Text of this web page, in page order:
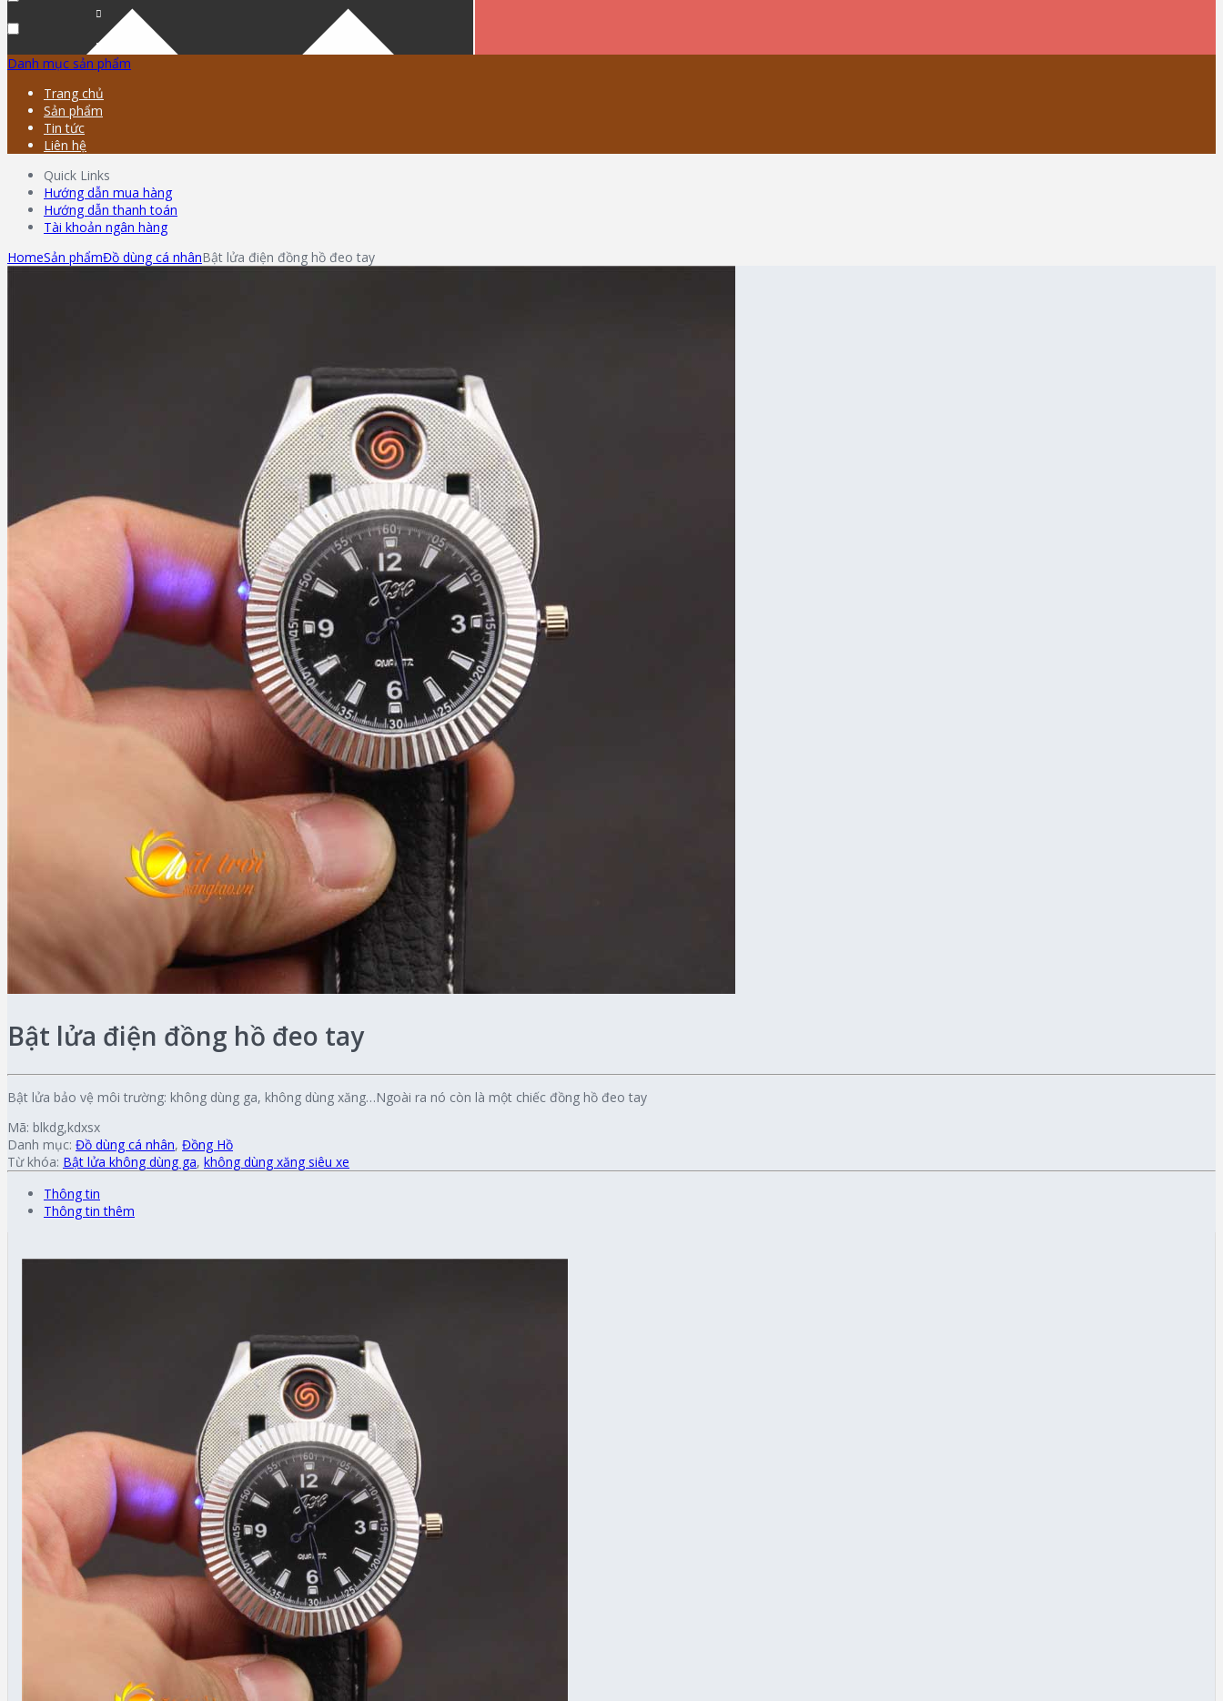
Danh mục sản phẩm
Trang chủ
Sản phẩm
Tin tức
Liên hệ
Quick Links
Hướng dẫn mua hàng
Hướng dẫn thanh toán
Tài khoản ngân hàng
HomeSản phẩmĐồ dùng cá nhânBật lửa điện đồng hồ đeo tay
Bật lửa điện đồng hồ đeo tay
Bật lửa bảo vệ môi trường: không dùng ga, không dùng xăng…Ngoài ra nó còn là một chiếc đồng hồ đeo tay
Mã: blkdg,kdxsx
Danh mục: Đồ dùng cá nhân, Đồng Hồ
Từ khóa: Bật lửa không dùng ga, không dùng xăng siêu xe
Thông tin
Thông tin thêm